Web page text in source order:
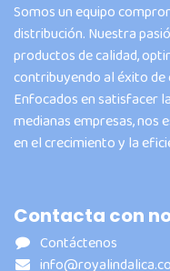
Somos un equipo
distribución. Nuestra
productos de calidad,
contribuyendo al éxito de
Enfocados en satisfacer
medianas empresas, nos
en el crecimiento y la
Contacta con
Contáctenos